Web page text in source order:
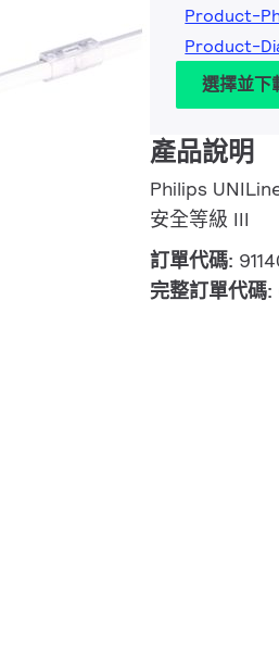
Product-
Product-
選擇並下
產品說明
Philips
安全等級 III
訂單代碼:
完整訂單代碼: